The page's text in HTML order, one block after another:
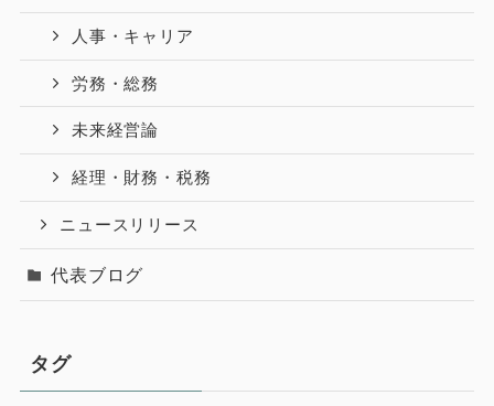
人事・キャリア
労務・総務
未来経営論
経理・財務・税務
ニュースリリース
代表ブログ
タグ